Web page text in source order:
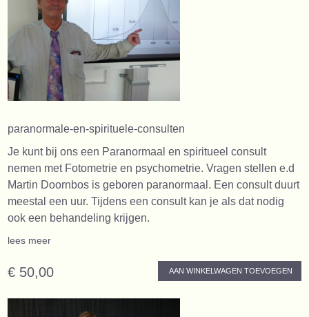
paranormale-en-spirituele-consulten
Je kunt bij ons een Paranormaal en spiritueel consult
nemen met Fotometrie en psychometrie. Vragen stellen e.d
Martin Doornbos is geboren paranormaal. Een consult duurt
meestal een uur. Tijdens een consult kan je als dat nodig
ook een behandeling krijgen.
lees meer
€ 50,00 AAN WINKELWAGEN TOEVOEGEN